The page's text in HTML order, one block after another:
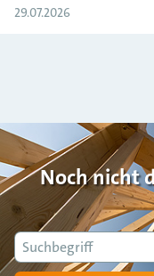
29.07.2026
Noch nicht
Suche